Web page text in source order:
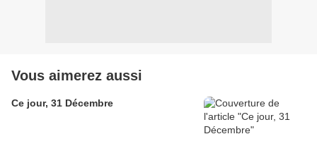
Vous aimerez aussi
Ce jour, 31 Décembre